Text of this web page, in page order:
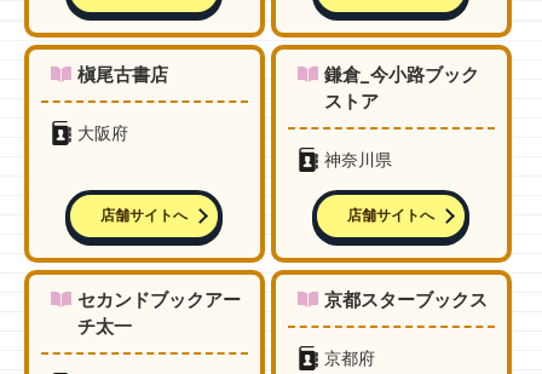
槇尾古書店
大阪府
店舗サイトへ
鎌倉_今小路ブック
ストア
神奈川県
店舗サイトへ
セカンドブックアー
チ太一
京都スターブックス
京都府